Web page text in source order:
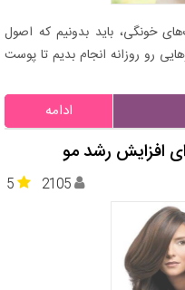
خونگی، باید بدونیم که اصول
رو روزانه انجام بدیم تا پوست
ادامه
افزایش رشد مو
5 2105